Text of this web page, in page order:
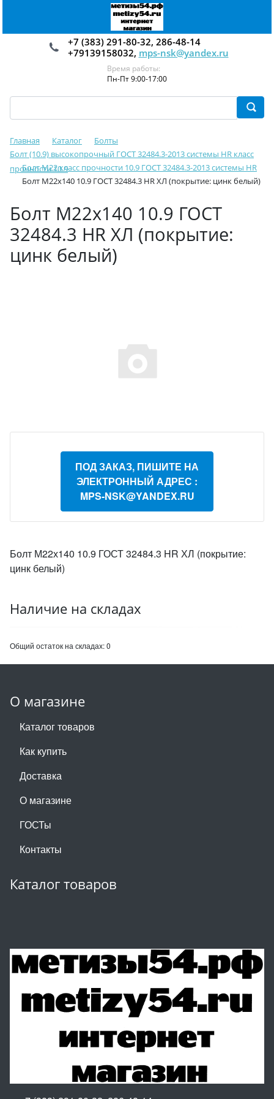
+7 (383) 291-80-32, 286-48-14
+79139158032, mps-nsk@yandex.ru
Время работы:
Пн-Пт 9:00-17:00
Главная Каталог
Болты
Болт (10.9) высокопрочный ГОСТ 32484.3-2013 системы HR класс
прочности 10.9
Болт М22 класс прочности 10.9 ГОСТ 32484.3-2013 системы HR
Болт М22х140 10.9 ГОСТ 32484.3 HR ХЛ (покрытие: цинк белый)
Болт М22х140 10.9 ГОСТ
32484.3 HR ХЛ (покрытие:
цинк белый)
ПОД ЗАКАЗ, ПИШИТЕ НА
ЭЛЕКТРОННЫЙ АДРЕС :
MPS-NSK@YANDEX.RU
Болт М22х140 10.9 ГОСТ 32484.3 HR ХЛ (покрытие:
цинк белый)
Наличие на складах
Общий остаток на складах:0
О магазине
Каталог товаров
Как купить
Доставка
О магазине
ГОСТы
Контакты
Каталог товаров